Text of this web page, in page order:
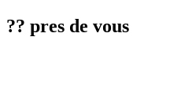
?? pres de vous